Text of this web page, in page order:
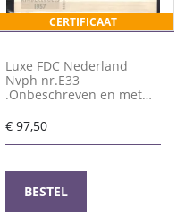
CERTIFICAAT
Luxe FDC Nederland
Nvph nr.E33
.Onbeschreven en met
H.Vleeming
€ 97,50
BESTEL